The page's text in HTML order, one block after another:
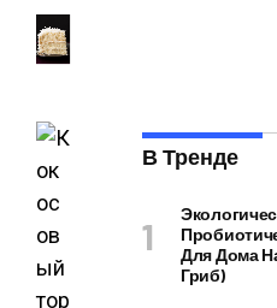
В Тренде
Для Дома
Гриб)